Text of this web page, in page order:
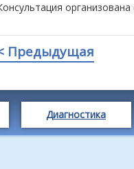
Предыдущая
Диагностика